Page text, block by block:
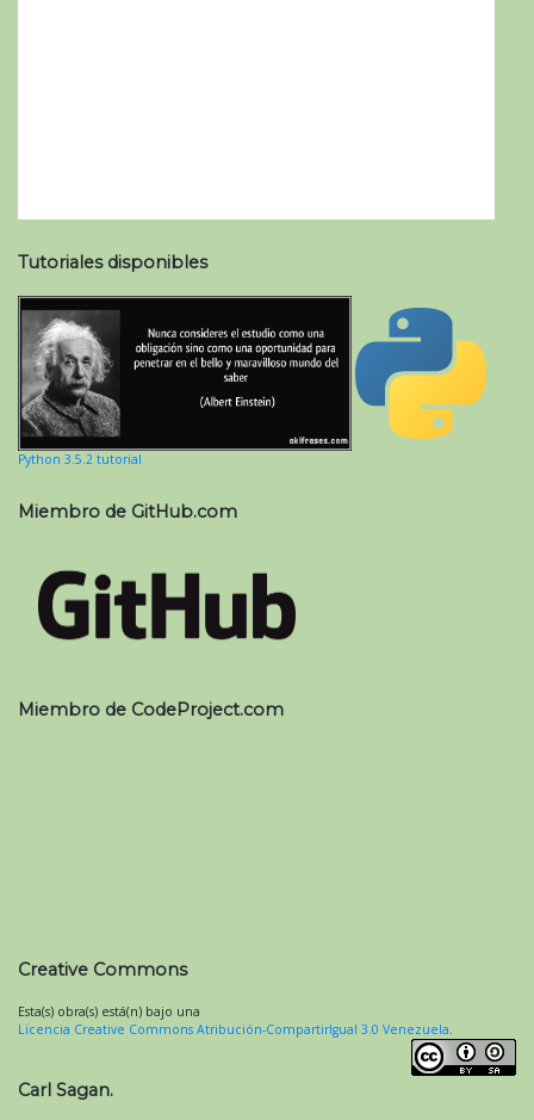
Tutoriales disponibles
Python 3.5.2 tutorial
Miembro de GitHub.com
Miembro de CodeProject.com
Creative Commons
Esta(s) obra(s) está(n) bajo una
Licencia Creative Commons Atribución-CompartirIgual 3.0 Venezuela
Carl Sagan.